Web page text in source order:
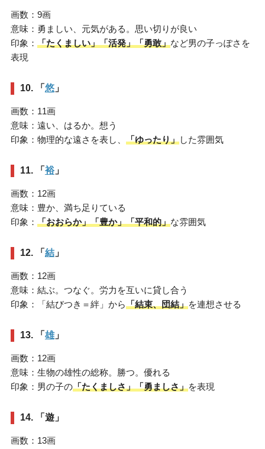
画数：9画
意味：勇ましい、元気がある。思い切りが良い
印象： 「たくましい」「活発」「勇敢」など男の子っぽさを
表現
10. 「 悠」
画数：11画
意味：遠い、はるか。想う
印象：物理的な遠さを表し、 「ゆったり」した雰囲気
11. 「 裕」
画数：12画
意味：豊か、満ち足りている
印象： 「おおらか」「豊か」「平和的」な雰囲気
12. 「 結」
画数：12画
意味：結ぶ。つなぐ。労力を互いに貸し合う
印象：「結びつき＝絆」から「結束、団結」を連想させる
13. 「 雄」
画数：12画
意味：生物の雄性の総称。勝つ。優れる
印象：男の子の「たくましさ」「勇ましさ」を表現
14. 「遊」
画数：13画